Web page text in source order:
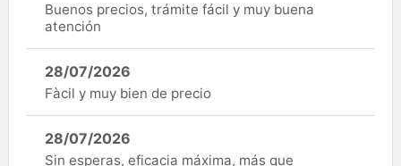
Buenos precios, trámite fácil y muy buena
atención
28/07/2026
Fàcil y muy bien de precio
28/07/2026
Sin esperas, eficacia máxima, más que